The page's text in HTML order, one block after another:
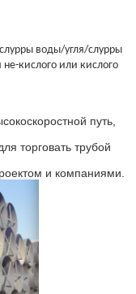
воды/угля/слурры
кислого или кислого
путь,
торговать трубой
и компаниями.